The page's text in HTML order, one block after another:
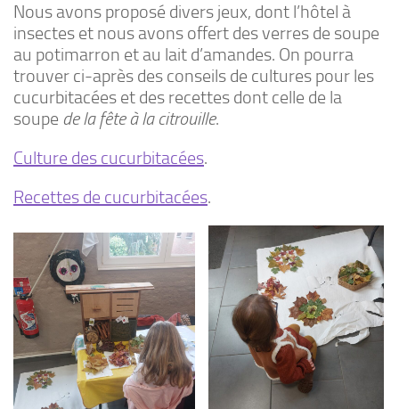
Nous avons proposé divers jeux, dont l’hôtel à
insectes et nous avons offert des verres de soupe
au potimarron et au lait d’amandes. On pourra
trouver ci-après des conseils de cultures pour les
cucurbitacées et des recettes dont celle de la
soupe de la fête à la citrouille.
Culture des cucurbitacées.
Recettes de cucurbitacées.